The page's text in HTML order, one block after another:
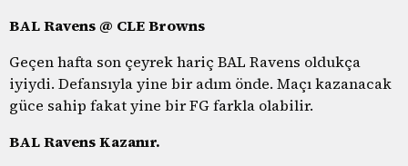
BAL Ravens @ CLE Browns
Geçen hafta son çeyrek hariç BAL Ravens oldukça
iyiydi. Defansıyla yine bir adım önde. Maçı kazanacak
güce sahip fakat yine bir FG farkla olabilir.
BAL Ravens Kazanır.